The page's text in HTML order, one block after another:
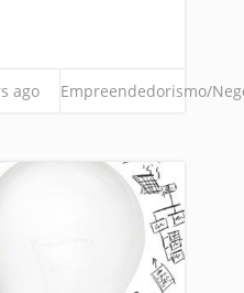
ago Empreendedorismo/